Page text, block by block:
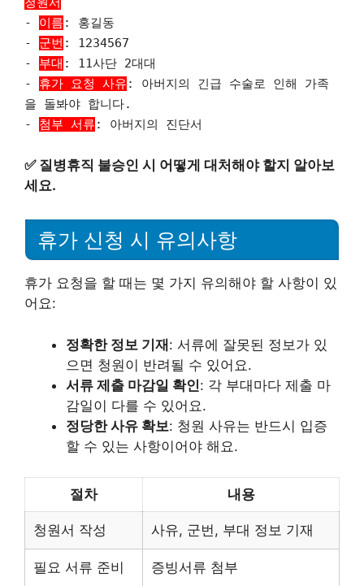
- 이름 : 홍길동
- 군번 : 1234567
- 부대 : 11사단 2대대
- 휴가 요청 사유 : 아버지의 긴급 수술로 인해 가족
을 돌봐야 합니다.
- 첨부 서류 : 아버지의 진단서
✅ 질병휴직 불승인 시 어떻게 대처해야 할지 알아보
세요.
휴가 신청 시 유의사항
휴가 요청을 할 때는 몇 가지 유의해야 할 사항이 있
어요:
정확한 정보 기재: 서류에 잘못된 정보가 있
으면 청원이 반려될 수 있어요.
서류 제출 마감일 확인: 각 부대마다 제출 마
감일이 다를 수 있어요.
정당한 사유 확보: 청원 사유는 반드시 입증
할 수 있는 사항이어야 해요.
절차 내용
청원서 작성 사유, 군번, 부대 정보 기재
필요 서류 준비 증빙서류 첨부